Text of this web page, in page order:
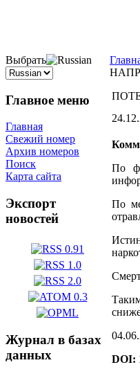
Выбрать
Главное меню
Главная
Свежий номер
Архив номеров
Поиск
Карта сайта
Экспорт
новостей
Журнал в базах
данных
По
По
DOI: